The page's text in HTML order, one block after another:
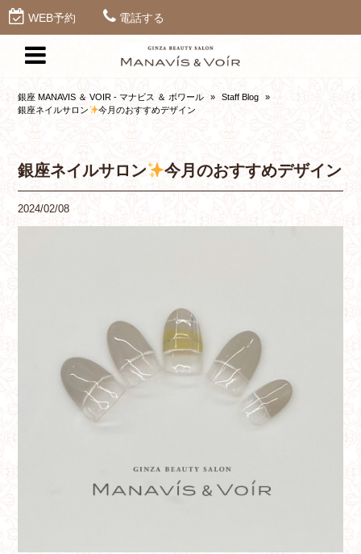
WEB予約 電話する
銀座 MANAVIS ＆ VOIR - マナビス ＆ ボワール » Staff Blog
»
銀座ネイルサロン
今月のおすすめデザイン
銀座ネイルサロン 今月のおすすめデザイン
2024/02/08